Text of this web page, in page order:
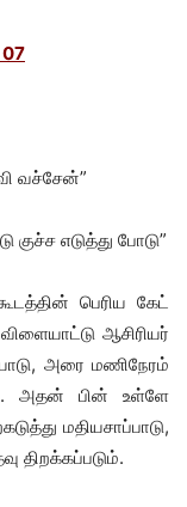
வச்சேன்”
குச்ச எடுத்து போடு”
பெரிய கேட்
ஆசிரியர்
அரை மணிநேரம்
அதன் பின் உள்ளே
மதியசாப்பாடு,
திறக்கப்படும்.